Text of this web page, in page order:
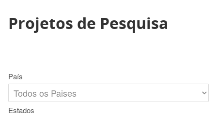
Projetos de Pesquisa
País
Estados